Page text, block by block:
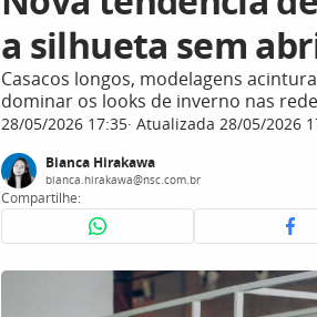
a silhueta sem
Casacos longos, modelagens
dominar os looks de inverno nas
28/05/2026 17:35 Atualizada 28/05/2026
Bianca Hirakawa
bianca.hirakawa@nsc.com.br
Compartilhe: